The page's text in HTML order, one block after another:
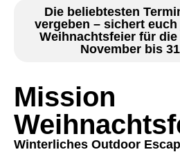
Die beliebtesten
vergeben – sichert
Weihnachtsfeier für die
November bis
Mission
Winterliches Outdoor